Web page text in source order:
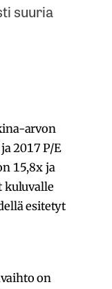
suuria
arvon
2017 P/E
15,8x ja
kuluvalle
esitetyt
on